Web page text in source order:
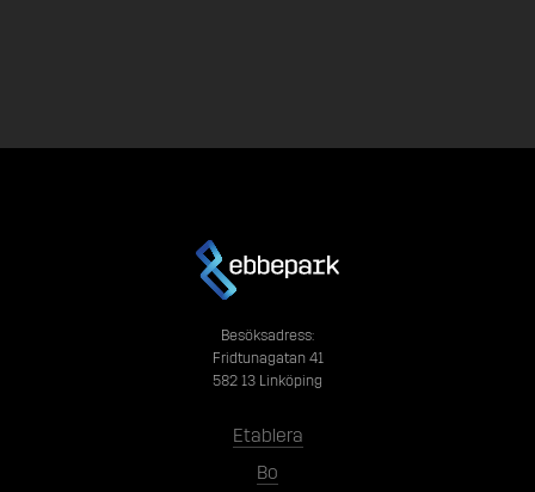
Besöksadress:
Fridtunagatan 41
582 13 Linköping
Etablera
Bo